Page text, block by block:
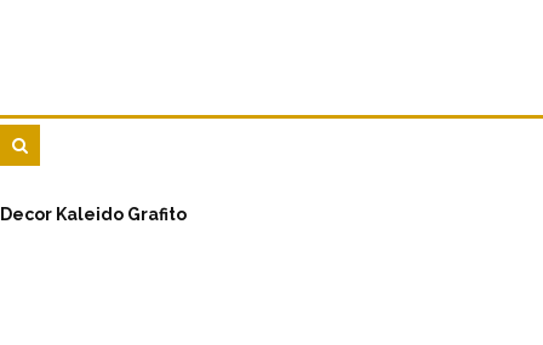
Decor Kaleido Grafito